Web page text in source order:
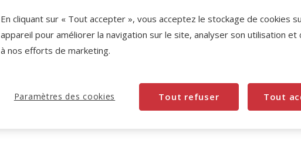
En cliquant sur « Tout accepter », vous acceptez le stockage de cookies
appareil pour améliorer la navigation sur le site, analyser son utilisation et
à nos efforts de marketing.
Tout refuser Tout
Paramètres des cookies